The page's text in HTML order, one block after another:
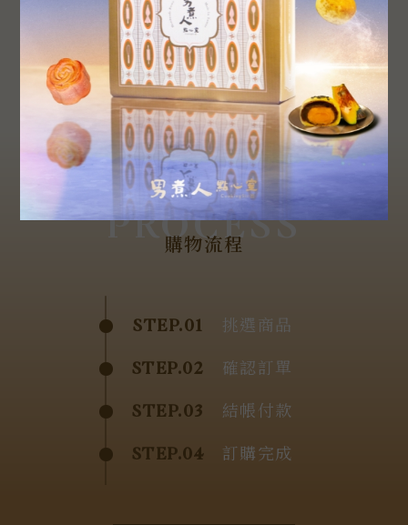
查看更多
PROCESS
購物流程
STEP.01 挑選商品
STEP.02 確認訂單
STEP.03 結帳付款
STEP.04 訂購完成